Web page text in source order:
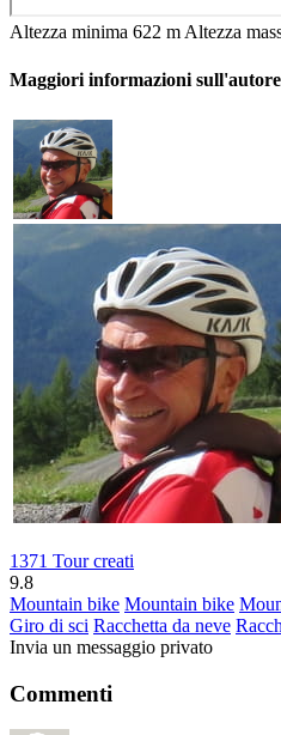
Altezza minima 622 m Altezza
Maggiori informazioni
1371 Tour creati
9.8
Mountain bike Mountain bike
Giro di sci Racchetta da neve
Invia un messaggio privato
Commenti